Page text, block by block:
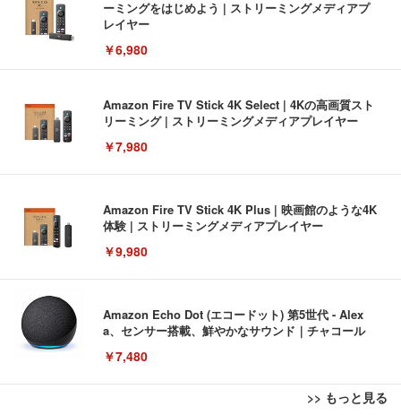
ーミングをはじめよう | ストリーミングメディアプ
レイヤー
￥6,980
Amazon Fire TV Stick 4K Select | 4Kの高画質スト
リーミング | ストリーミングメディアプレイヤー
￥7,980
Amazon Fire TV Stick 4K Plus | 映画館のような4K
体験 | ストリーミングメディアプレイヤー
￥9,980
Amazon Echo Dot (エコードット) 第5世代 - Alex
a、センサー搭載、鮮やかなサウンド｜チャコール
￥7,480
>> もっと見る